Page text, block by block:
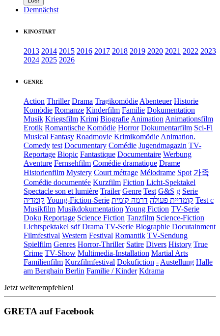
Demnächst
KINOSTART
2013 2014 2015 2016 2017 2018 2019 2020 2021 2022 2023
2024 2025 2026
GENRE
Action Thriller Drama Tragikomödie Abenteuer Historie
Komödie Romanze Kinderfilm Familie Dokumentation
Musik Kriegsfilm Krimi Biografie Animation Animationsfilm
Erotik Romantische Komödie Horror Dokumentarfilm Sci-Fi
Musical Fantasy Roadmovie Krimikomödie Animation.
Comedy test Documentary Comédie Jugendmagazin TV-
Reportage Biopic Fantastique Documentaire Werbung
Aventure Fernsehfilm Comédie dramatique Drame
Historienfilm Mystery Court métrage Mélodrame Spot 가족
Comédie documentée Kurzfilm Fiction Licht-Spektakel
Spectacle son et lumière Trailer Genre Test G&S g Serie
קומדיה Young-Fiction-Serie קומדיית פעולה דרמה קומית
Test c
Musikfilm Musikdokumentation Young Fiction TV-Serie
Doku Reportage Science Fiction Tanzfilm Science-Fiction
Lichtspektakel sdf Drama TV-Serie Biographie Docutainment
Filmfestival Western Festival Romantik TV-Sendung
Spielfilm Genres Horror-Thriller Satire Divers History True
Crime TV-Show Multimedia-Installation Martial Arts
Familienfilm Kurzfilmfestival Dokufiction - Austellung Halle
am Berghain Berlin Familie / Kinder Kdrama
Jetzt weiterempfehlen!
GRETA auf Facebook